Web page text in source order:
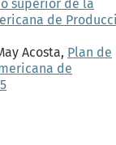
superior de la
de
Acosta, Plan de
de